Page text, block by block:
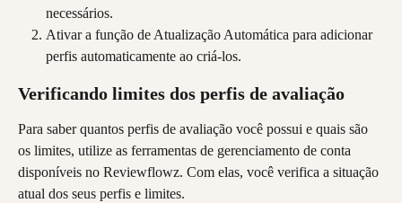
necessários.
Ativar a função de Atualização Automática para adicionar
perfis automaticamente ao criá-los.
Verificando limites dos perfis de avaliação
Para saber quantos perfis de avaliação você possui e quais são
os limites, utilize as ferramentas de gerenciamento de conta
disponíveis no Reviewflowz. Com elas, você verifica a situação
atual dos seus perfis e limites.